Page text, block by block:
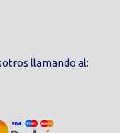
llamando al: